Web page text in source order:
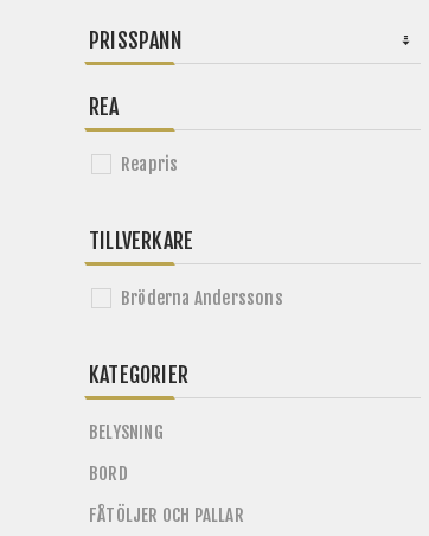
PRISSPANN
REA
Reapris
TILLVERKARE
Bröderna Anderssons
KATEGORIER
BELYSNING
BORD
FÅTÖLJER OCH PALLAR